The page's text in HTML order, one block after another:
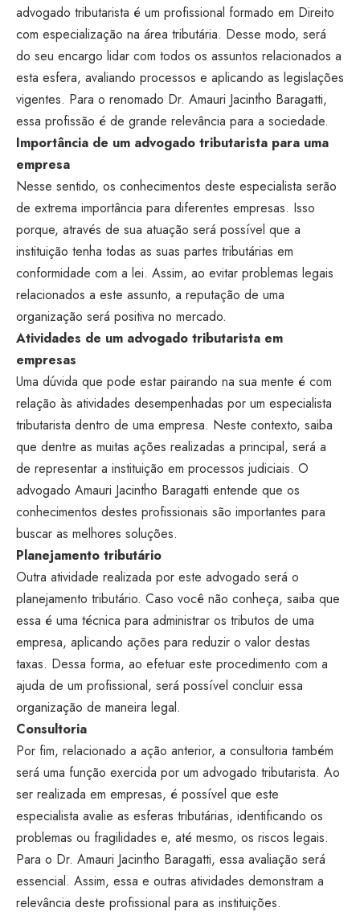
advogado tributarista é um profissional formado em Direito
com especialização na área tributária. Desse modo, será
do seu encargo lidar com todos os assuntos relacionados a
esta esfera, avaliando processos e aplicando as legislações
vigentes. Para o renomado Dr. Amauri Jacintho Baragatti,
essa profissão é de grande relevância para a sociedade.
Importância de um advogado tributarista para uma
empresa
Nesse sentido, os conhecimentos deste especialista serão
de extrema importância para diferentes empresas. Isso
porque, através de sua atuação será possível que a
instituição tenha todas as suas partes tributárias em
conformidade com a lei. Assim, ao evitar problemas legais
relacionados a este assunto, a reputação de uma
organização será positiva no mercado.
Atividades de um advogado tributarista em
empresas
Uma dúvida que pode estar pairando na sua mente é com
relação às atividades desempenhadas por um especialista
tributarista dentro de uma empresa. Neste contexto, saiba
que dentre as muitas ações realizadas a principal, será a
de representar a instituição em processos judiciais. O
advogado Amauri Jacintho Baragatti entende que os
conhecimentos destes profissionais são importantes para
buscar as melhores soluções.
Planejamento tributário
Outra atividade realizada por este advogado será o
planejamento tributário. Caso você não conheça, saiba que
essa é uma técnica para administrar os tributos de uma
empresa, aplicando ações para reduzir o valor destas
taxas. Dessa forma, ao efetuar este procedimento com a
ajuda de um profissional, será possível concluir essa
organização de maneira legal.
Consultoria
Por fim, relacionado a ação anterior, a consultoria também
será uma função exercida por um advogado tributarista. Ao
ser realizada em empresas, é possível que este
especialista avalie as esferas tributárias, identificando os
problemas ou fragilidades e, até mesmo, os riscos legais.
Para o Dr. Amauri Jacintho Baragatti, essa avaliação será
essencial. Assim, essa e outras atividades demonstram a
relevância deste profissional para as instituições.